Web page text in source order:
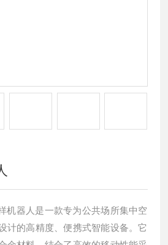
机器人是一款专为公共场所集中空
计的高精度、便携式智能设备。它